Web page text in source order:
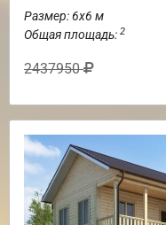
Размер: 6х6 м
Общая площадь: 2
2437950